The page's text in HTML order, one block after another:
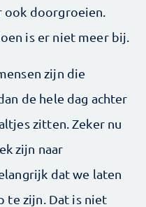
ook doorgroeien.
is er niet meer bij.
zijn die
de hele dag achter
zitten. Zeker nu
zijn naar
dat we laten
te zijn. Dat is niet